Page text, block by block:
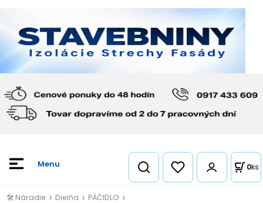
0ks
🛠️ Náradie Dielňa PÁČIDLO